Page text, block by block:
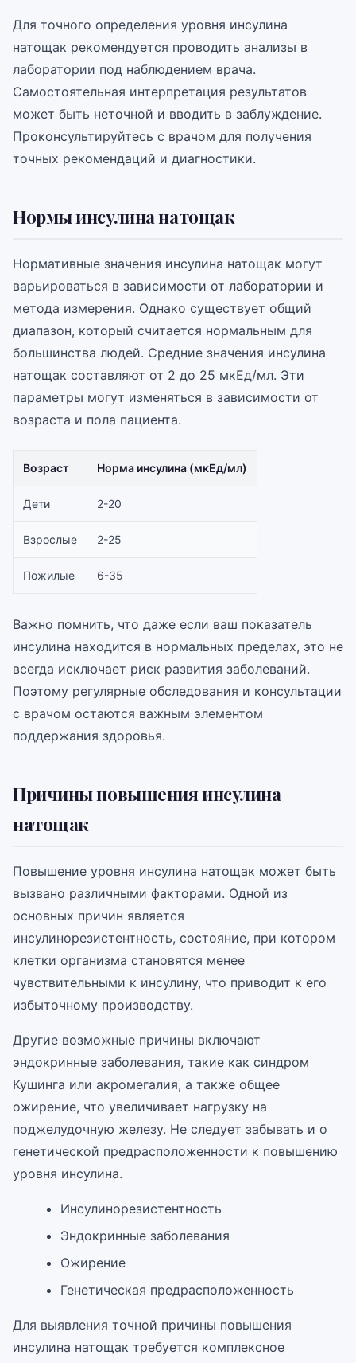
Для точного определения уровня инсулина
натощак рекомендуется проводить анализы в
лаборатории под наблюдением врача.
Самостоятельная интерпретация результатов
может быть неточной и вводить в заблуждение.
Проконсультируйтесь с врачом для получения
точных рекомендаций и диагностики.
Нормы инсулина натощак
Нормативные значения инсулина натощак могут
варьироваться в зависимости от лаборатории и
метода измерения. Однако существует общий
диапазон, который считается нормальным для
большинства людей. Средние значения инсулина
натощак составляют от 2 до 25 мкЕд/мл. Эти
параметры могут изменяться в зависимости от
возраста и пола пациента.
Возраст Норма инсулина (мкЕд/мл)
Дети 2-20
Взрослые 2-25
Пожилые 6-35
Важно помнить, что даже если ваш показатель
инсулина находится в нормальных пределах, это не
всегда исключает риск развития заболеваний.
Поэтому регулярные обследования и консультации
с врачом остаются важным элементом
поддержания здоровья.
Причины повышения инсулина
натощак
Повышение уровня инсулина натощак может быть
вызвано различными факторами. Одной из
основных причин является
инсулинорезистентность, состояние, при котором
клетки организма становятся менее
чувствительными к инсулину, что приводит к его
избыточному производству.
Другие возможные причины включают
эндокринные заболевания, такие как синдром
Кушинга или акромегалия, а также общее
ожирение, что увеличивает нагрузку на
поджелудочную железу. Не следует забывать и о
генетической предрасположенности к повышению
уровня инсулина.
Инсулинорезистентность
Эндокринные заболевания
Ожирение
Генетическая предрасположенность
Для выявления точной причины повышения
инсулина натощак требуется комплексное